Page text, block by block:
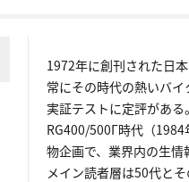
1972年に創刊された日
常にその時代の熱いバ
実証テストに定評があ
RG400/500Γ時代（
物企画で、業界内の生情
メイン読者層は50代と